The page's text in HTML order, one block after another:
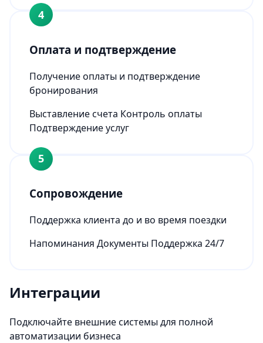
4
Оплата и подтверждение
Получение оплаты и подтверждение
бронирования
Выставление счета Контроль оплаты
Подтверждение услуг
5
Сопровождение
Поддержка клиента до и во время поездки
Напоминания Документы Поддержка 24/7
Интеграции
Подключайте внешние системы для полной
автоматизации бизнеса